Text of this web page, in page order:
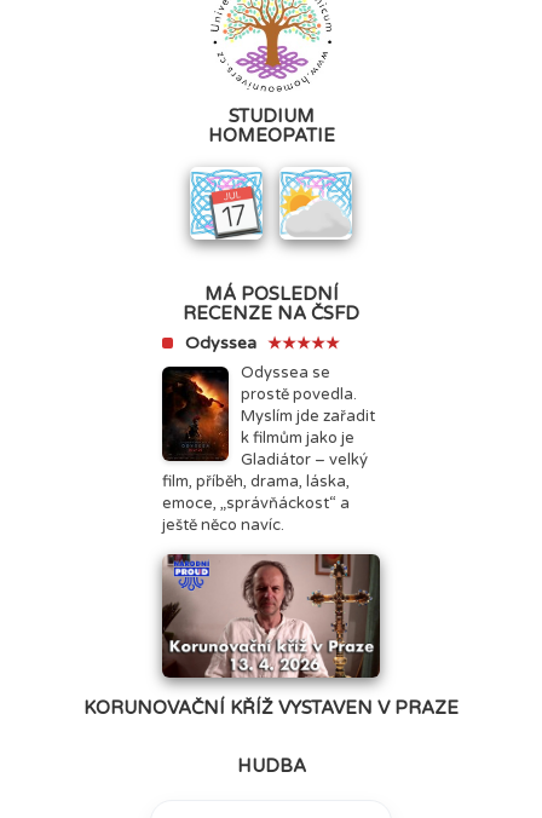
STUDIUM
HOMEOPATIE
MÁ POSLEDNÍ
RECENZE NA ČSFD
Odyssea ★★★★★
Odyssea se
prostě povedla.
Myslím jde zařadit
k filmům jako je
Gladiátor – velký
film, příběh, drama, láska,
emoce, „správňáckost“ a
ještě něco navíc.
KORUNOVAČNÍ KŘÍŽ VYSTAVEN V PRAZE
HUDBA